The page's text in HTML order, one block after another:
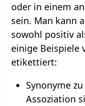
oder in einem
sein. Man kann
sowohl positiv
einige Beispiele
etikettiert:
Synonyme
Assoziation